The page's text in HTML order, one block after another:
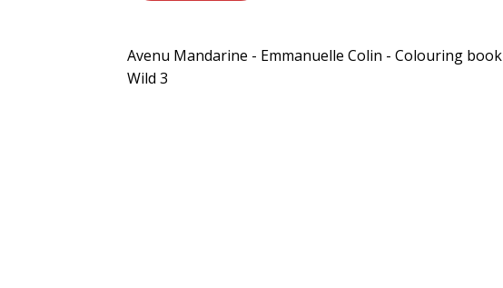
Avenu Mandarine - Emmanuelle Colin - Colouring book
Wild 3